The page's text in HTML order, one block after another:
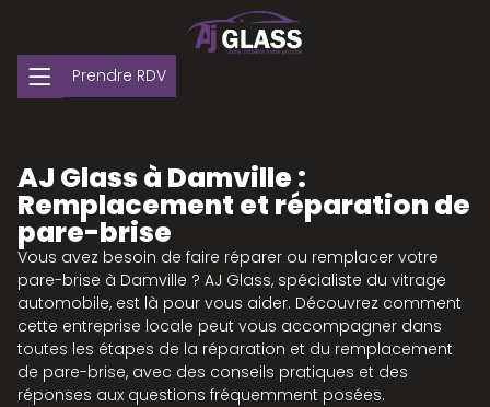
Prendre RDV
AJ Glass à Damville :
Remplacement et réparation de
pare-brise
Vous avez besoin de faire réparer ou remplacer votre
pare-brise à Damville ? AJ Glass, spécialiste du vitrage
automobile, est là pour vous aider. Découvrez comment
cette entreprise locale peut vous accompagner dans
toutes les étapes de la réparation et du remplacement
de pare-brise, avec des conseils pratiques et des
réponses aux questions fréquemment posées.